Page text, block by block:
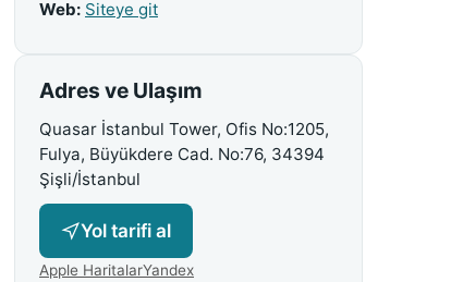
Web: Siteye git
Adres ve Ulaşım
Quasar İstanbul Tower, Ofis No:1205,
Fulya, Büyükdere Cad. No:76, 34394
Şişli/İstanbul
Yol tarifi al
Apple HaritalarYandex